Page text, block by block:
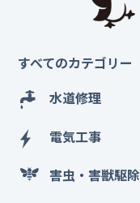
すべてのカテゴリー
水道修理
電気工事
害虫・害獣駆除